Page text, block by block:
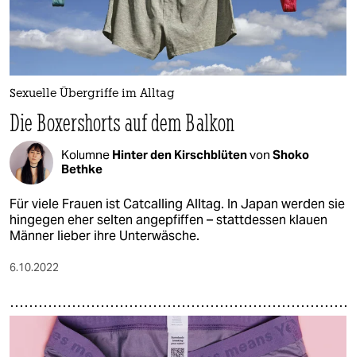
Sexuelle Übergriffe im Alltag
Die Boxershorts auf dem Balkon
Kolumne Hinter den Kirschblütenvon Shoko
Bethke
Für viele Frauen ist Catcalling Alltag. In Japan werden sie
hingegen eher selten angepfiffen – stattdessen klauen
Männer lieber ihre Unterwäsche.
6.10.2022